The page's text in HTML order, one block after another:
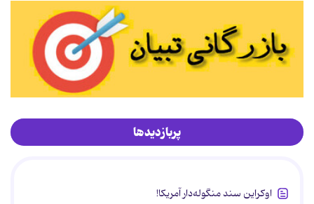
پربازدیدها
اوکراین سند منگوله‌دار آمریکا!